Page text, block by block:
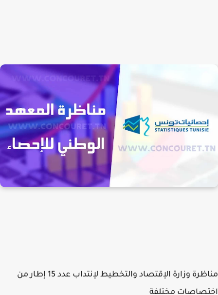
مناظرة وزارة الإقتصاد والتخطيط لإنتداب عدد 15 إطار من
مختلفة